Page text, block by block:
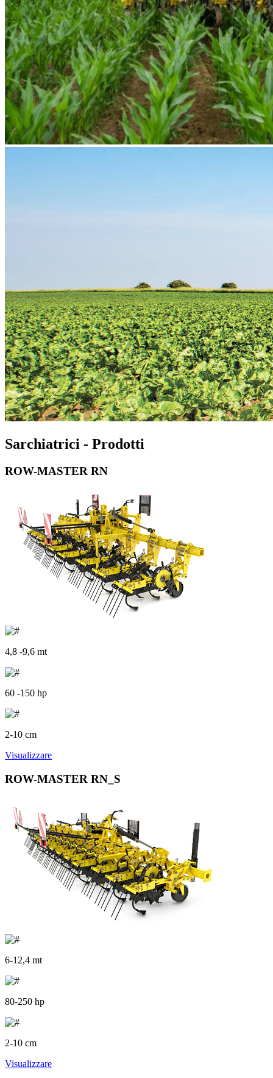
Sarchiatrici - Prodotti
ROW-MASTER RN
4,8 -9,6 mt
60 -150 hp
2-10 cm
Visualizzare
ROW-MASTER RN_S
6-12,4 mt
80-250 hp
2-10 cm
Visualizzare